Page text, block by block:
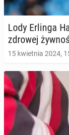
Lody Erlinga
zdrowej
15 kwietnia 2024,